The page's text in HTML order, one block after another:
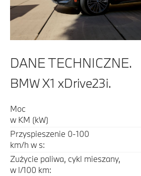
DANE TECHNICZNE.
BMW X1 xDrive23i.
Moc
w KM (kW)
Przyspieszenie 0-100
km/h w s:
Zużycie paliwa, cykl mieszany,
w l/100 km: